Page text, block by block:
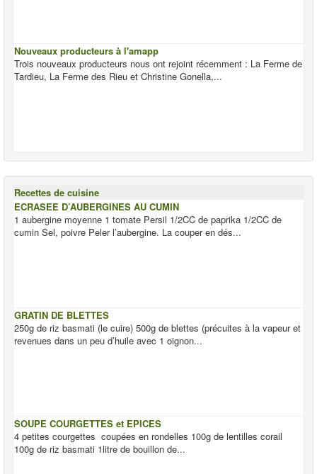
Nouveaux producteurs à l'amapp
Trois nouveaux producteurs nous ont rejoint récemment : La Ferme de
Tardieu, La Ferme des Rieu et Christine Gonella,...
Recettes de cuisine
ECRASEE D’AUBERGINES AU CUMIN
1 aubergine moyenne 1 tomate Persil 1/2CC de paprika 1/2CC de
cumin Sel, poivre Peler l’aubergine. La couper en dés...
GRATIN DE BLETTES
250g de riz basmati (le cuire) 500g de blettes (précuites à la vapeur et
revenues dans un peu d’huile avec 1 oignon...
SOUPE COURGETTES et EPICES
4 petites courgettes coupées en rondelles 100g de lentilles corail
100g de riz basmati 1litre de bouillon de...